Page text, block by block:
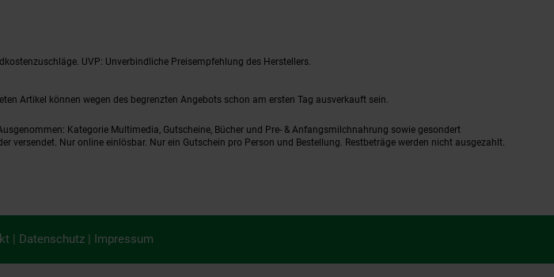
UVP: Unverbindliche Preisempfehlung des Herstellers.
Artikel können wegen des begrenzten Angebots schon am ersten Tag ausverkauft sein.
Kategorie Multimedia, Gutscheine, Bücher und Pre- & Anfangsmilchnahrung sowie gesondert
Nur online einlösbar. Nur ein Gutschein pro Person und Bestellung. Restbeträge werden nicht ausgezahlt.
| Datenschutz | Impressum